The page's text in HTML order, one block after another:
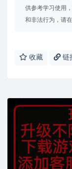
供参考学习使用
和非法行为，请
收藏 链